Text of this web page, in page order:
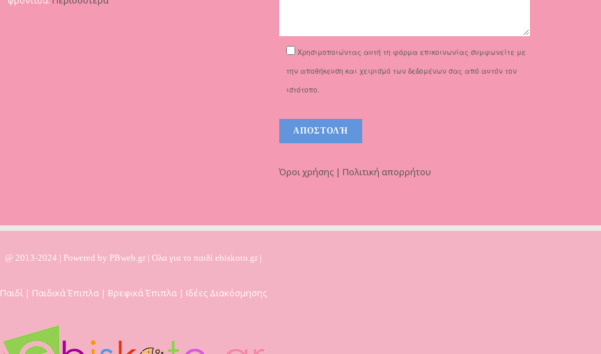
Χρησιμοποιώντας αυτή τη φόρμα επικοινωνίας συμφωνείτε με
την αποθήκευση και χειρισμό των δεδομένων σας από αυτόν τον
ιστότοπο.
Όροι χρήσης | Πολιτική απορρήτου
@ 2013-2024 | Powered by PBweb.gr | Ολα για το παιδί ebiskoto.gr |
Παιδί | Παιδικά Έπιπλα | Βρεφικά Έπιπλα | Ιδέες Διακόσμησης